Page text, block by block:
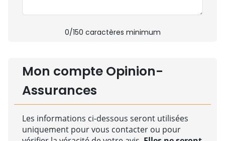
0/150 caractères minimum
Mon compte Opinion-
Assurances
Les informations ci-dessous seront utilisées
uniquement pour vous contacter ou pour